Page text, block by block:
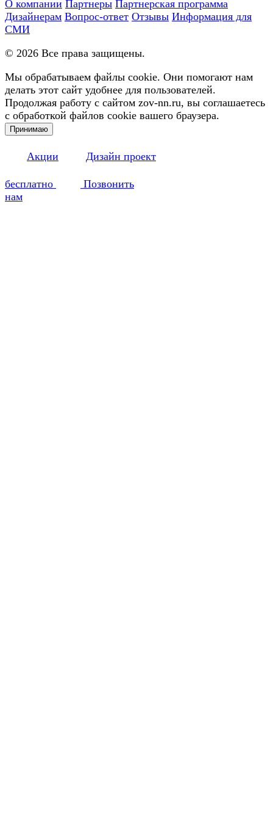
О компании Партнеры Партнерская программа
Дизайнерам Вопрос-ответ Отзывы Информация для
СМИ
© 2026 Все права защищены.
Мы обрабатываем файлы cookie. Они помогают нам
делать этот сайт удобнее для пользователей.
Продолжая работу с сайтом zov-nn.ru, вы соглашаетесь
с обработкой файлов cookie вашего браузера.
Принимаю
Акции Дизайн проект
бесплатно
Позвонить
нам